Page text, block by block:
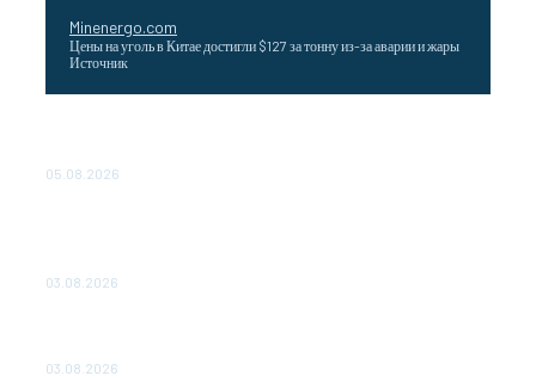
Minenergo.com
Цены на уголь в Китае достигли $127 за тонну из-за аварии и жары
Источник
05.08.2026
03.08.2026
03.08.2026